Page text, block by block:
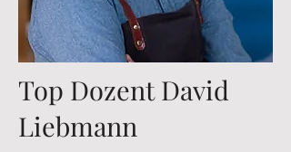
Top Dozent David
Liebmann